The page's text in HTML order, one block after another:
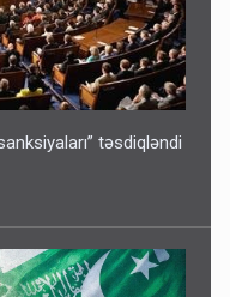
təsdiqləndi